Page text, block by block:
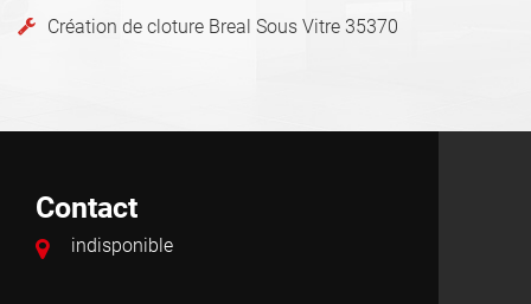
Création de cloture Breal Sous Vitre 35370
Contact
indisponible